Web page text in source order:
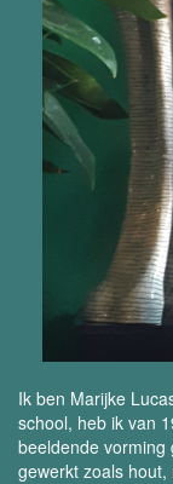
Ik ben Marijke
school, heb ik van
beeldende vorming
gewerkt zoals